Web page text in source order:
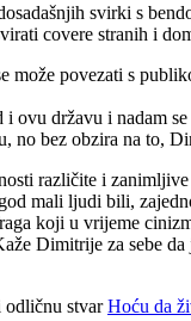
svirki s
covere stranih i
može povezati s
i ovu državu i nadam
no bez obzira na to,
različite i
mali ljudi bili,
koji u vrijeme
Dimitrije za sebe
odličnu stvarHoću da